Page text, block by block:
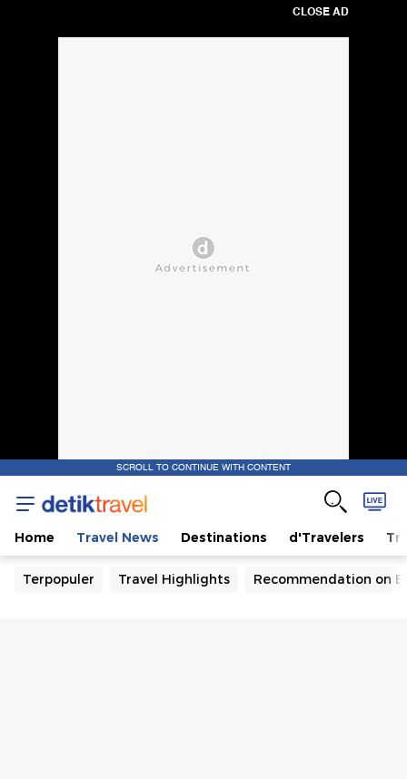
CLOSE AD
SCROLL TO CONTINUE WITH CONTENT
Home Travel News Destinations d'Travelers
Terpopuler Travel Highlights Recommendation on